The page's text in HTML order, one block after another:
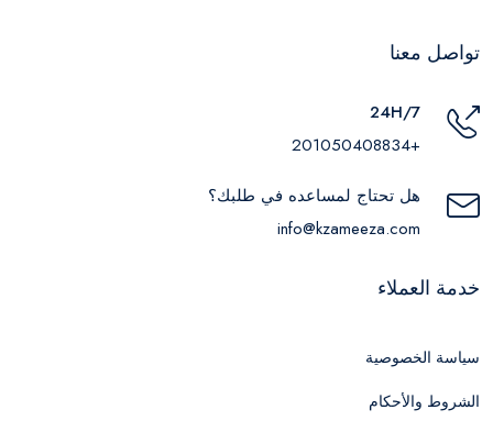
تواصل معنا
24H/7
+201050408834
هل تحتاج لمساعده في طلبك؟
info@kzameeza.com
خدمة العملاء
سياسة الخصوصية
الشروط والأحكام